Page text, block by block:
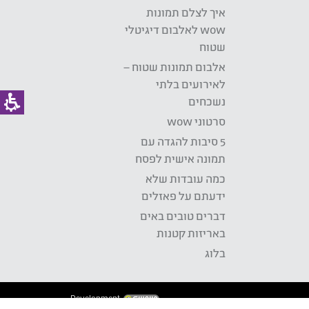
איך לצלם תמונות
wow לאלבום דיגיטלי
שטוח
אלבום תמונות שטוח –
לאירועים בלתי
נשכחים
סרטוני wow
5 סיבות להגדה עם
תמונה אישית לפסח
כמה עובדות שלא
ידעתם על פאזלים
דברים טובים באים
באריזות קטנות
בלוג
Development: